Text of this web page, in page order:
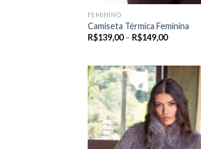
FEMININO
Camiseta Térmica Feminina
R$139,00 – R$149,00Price
R$149,00